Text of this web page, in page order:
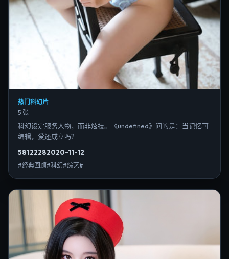
热门科幻片
5 张
科幻设定服务人物，而非炫技。《undefined》问的是：当记忆可
编辑，爱还成立吗？
58122282020-11-12
#经典回顾#科幻#综艺#